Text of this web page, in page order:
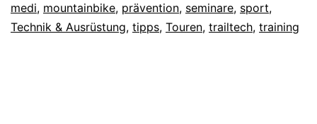
medi, mountainbike, prävention, seminare, sport,
Technik & Ausrüstung, tipps, Touren, trailtech, training